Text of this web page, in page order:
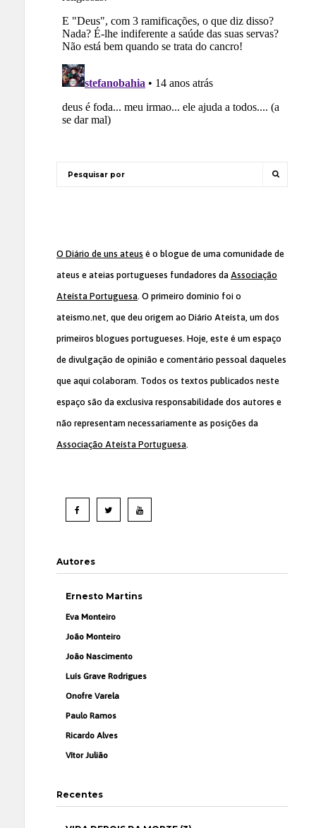
O Diário de uns ateus é o blogue de uma comunidade de
ateus e ateias portugueses fundadores da Associação
Ateísta Portuguesa. O primeiro domínio foi o
ateismo.net, que deu origem ao Diário Ateísta, um dos
primeiros blogues portugueses. Hoje, este é um espaço
de divulgação de opinião e comentário pessoal daqueles
que aqui colaboram. Todos os textos publicados neste
espaço são da exclusiva responsabilidade dos autores e
não representam necessariamente as posições da
Associação Ateísta Portuguesa.
Autores
Ernesto Martins
Eva Monteiro
João Monteiro
João Nascimento
Luís Grave Rodrigues
Onofre Varela
Paulo Ramos
Ricardo Alves
Vítor Julião
Recentes